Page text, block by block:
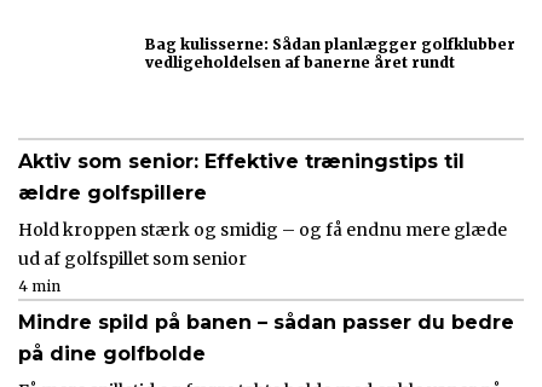
Bag kulisserne: Sådan planlægger golfklubber
vedligeholdelsen af banerne året rundt
Aktiv som senior: Effektive træningstips til
ældre golfspillere
Hold kroppen stærk og smidig – og få endnu mere glæde
ud af golfspillet som senior
4 min
Mindre spild på banen – sådan passer du bedre
på dine golfbolde